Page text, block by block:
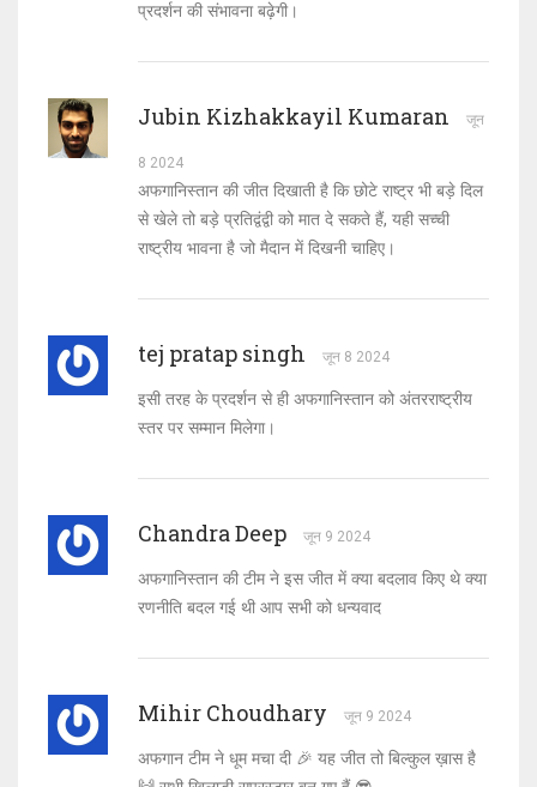
प्रदर्शन की संभावना बढ़ेगी।
Jubin Kizhakkayil Kumaran जून
8 2024
अफगानिस्तान की जीत दिखाती है कि छोटे राष्ट्र भी बड़े दिल
से खेले तो बड़े प्रतिद्वंद्वी को मात दे सकते हैं, यही सच्ची
राष्ट्रीय भावना है जो मैदान में दिखनी चाहिए।
tej pratap singh जून 8 2024
इसी तरह के प्रदर्शन से ही अफगानिस्तान को अंतरराष्ट्रीय
स्तर पर सम्मान मिलेगा।
Chandra Deep जून 9 2024
अफगानिस्तान की टीम ने इस जीत में क्या बदलाव किए थे क्या
रणनीति बदल गई थी आप सभी को धन्यवाद
Mihir Choudhary जून 9 2024
अफगान टीम ने धूम मचा दी 🎉 यह जीत तो बिल्कुल ख़ास है